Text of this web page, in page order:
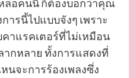
ล่อคนนี้ ก็ต้องบอกว่าคุณ
รนี้ไปแบบจังๆ เพราะ
าแรคเตอร์ที่ไม่เหมือน
กหลาย ทั้งการแสดงที่
จะการร้องเพลงซึ่ง